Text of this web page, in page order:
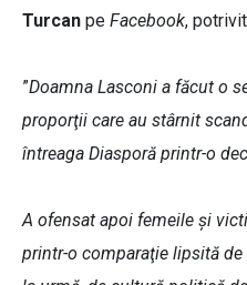
Turcan pe Facebook, potrivit
”Doamna Lasconi a făcut o
proporţii care au stârnit
întreaga Diasporă printr-o
A ofensat apoi femeile şi
printr-o comparaţie lipsită